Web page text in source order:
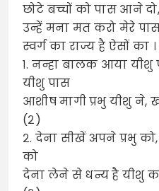
छोटे बच्चों को पास आने
उन्हें मना मत करो मेरे
स्वर्ग का राज्य है ऐसों का
१. नन्हा बालक आया यीशु
यीशु पास
आशीष मागी प्रभु यीशु ने,
(२)
२. देना सीखें अपने प्रभु
को
देना लेने से धन्य है यीशु